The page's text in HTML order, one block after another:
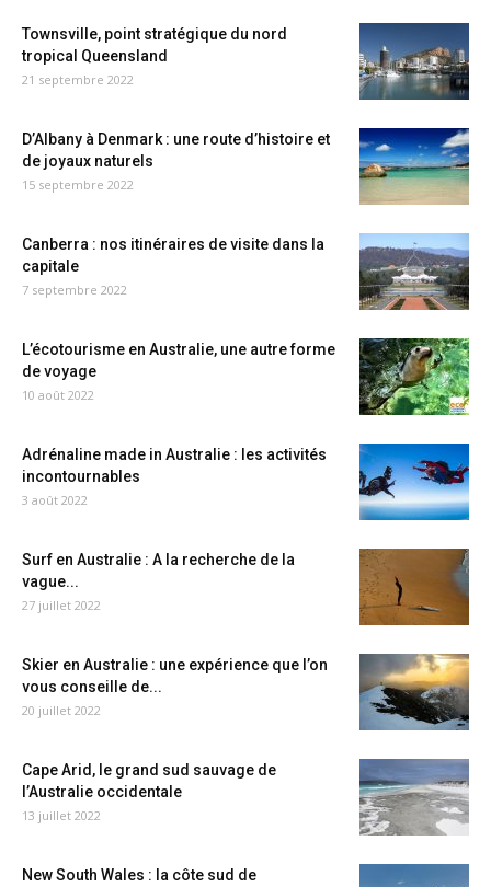
Townsville, point stratégique du nord
tropical Queensland
21 septembre 2022
D’Albany à Denmark : une route d’histoire et
de joyaux naturels
15 septembre 2022
Canberra : nos itinéraires de visite dans la
capitale
7 septembre 2022
L’écotourisme en Australie, une autre forme
de voyage
10 août 2022
Adrénaline made in Australie : les activités
incontournables
3 août 2022
Surf en Australie : A la recherche de la
vague...
27 juillet 2022
Skier en Australie : une expérience que l’on
vous conseille de...
20 juillet 2022
Cape Arid, le grand sud sauvage de
l’Australie occidentale
13 juillet 2022
New South Wales : la côte sud de